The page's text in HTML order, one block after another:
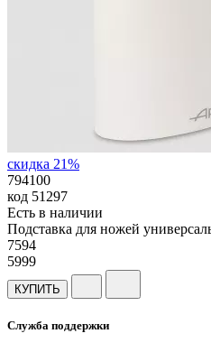
скидка 21%
794100
код 51297
Есть в наличии
Подставка для ножей
7594
5999
КУПИТЬ
Служба поддержки